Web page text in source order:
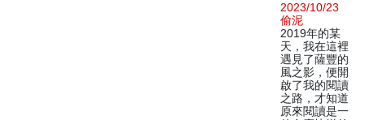
2023/10/23
偷泥
2019年的某
天，我在這裡
遇見了薩豐的
風之影，便開
啟了我的閱讀
之路，才知道
原來閱讀是一